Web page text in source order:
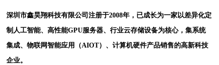
深圳市鑫昊翔科技有限公司注册于2008年，已成长为一家以差异化定
制人工智能、高性能GPU服务器、行业云存储设备为核心，集系统
集成、物联网智能应用（AIOT）、计算机硬件产品销售的高新科技
企业。